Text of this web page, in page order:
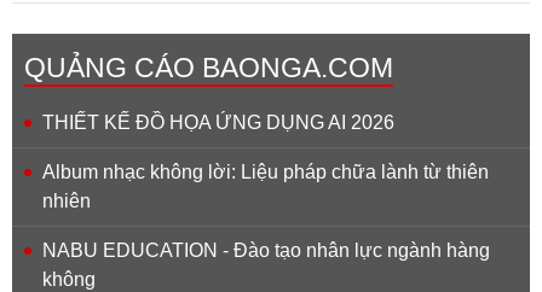
QUẢNG CÁO BAONGA.COM
THIẾT KẾ ĐỒ HỌA ỨNG DỤNG AI 2026
Album nhạc không lời: Liệu pháp chữa lành từ thiên
nhiên
NABU EDUCATION - Đào tạo nhân lực ngành hàng
không